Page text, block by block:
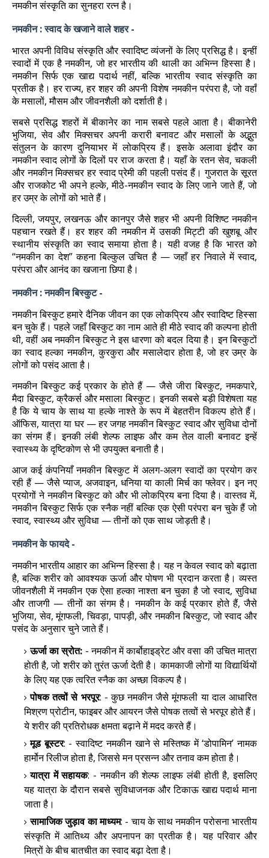
नमकीन संस्कृति का सुनहरा रत्न है।
नमकीन : स्वाद के खजाने वाले शहर -
भारत अपनी विविध संस्कृति और स्वादिष्ट व्यंजनों के लिए प्रसिद्ध है। इन्हीं
स्वादों में एक है नमकीन, जो हर भारतीय की थाली का अभिन्न हिस्सा है।
नमकीन सिर्फ एक खाद्य पदार्थ नहीं, बल्कि भारतीय स्वाद संस्कृति का
प्रतीक है। हर राज्य, हर शहर की अपनी विशेष नमकीन परंपरा है, जो वहाँ
के मसालों, मौसम और जीवनशैली को दर्शाती है।
सबसे प्रसिद्ध शहरों में बीकानेर का नाम सबसे पहले आता है। बीकानेरी
भुजिया, सेव और मिक्सचर अपनी करारी बनावट और मसालों के अद्भुत
संतुलन के कारण दुनियाभर में लोकप्रिय हैं। इसके अलावा इंदौर का
नमकीन स्वाद लोगों के दिलों पर राज करता है। यहाँ के रतन सेव, चकली
और नमकीन मिक्सचर हर स्वाद प्रेमी की पहली पसंद हैं। गुजरात के सूरत
और राजकोट भी अपने हल्के, मीठे-नमकीन स्वाद के लिए जाने जाते हैं, जो
हर उम्र के लोगों को भाते हैं।
दिल्ली, जयपुर, लखनऊ और कानपुर जैसे शहर भी अपनी विशिष्ट नमकीन
पहचान रखते हैं। हर शहर की नमकीन में उसकी मिट्टी की खुशबू और
स्थानीय संस्कृति का स्वाद समाया होता है। यही वजह है कि भारत को
“नमकीन का देश” कहना बिल्कुल उचित है — जहाँ हर निवाले में स्वाद,
परंपरा और आनंद का खजाना छिपा है।
नमकीन : नमकीन बिस्कुट -
नमकीन बिस्कुट हमारे दैनिक जीवन का एक लोकप्रिय और स्वादिष्ट हिस्सा
बन चुके हैं। पहले जहाँ बिस्कुट का नाम आते ही मीठे स्वाद की कल्पना होती
थी, वहीं अब नमकीन बिस्कुट ने इस धारणा को बदल दिया है। इन बिस्कुटों
का स्वाद हल्का नमकीन, कुरकुरा और मसालेदार होता है, जो हर उम्र के
लोगों को पसंद आता है।
नमकीन बिस्कुट कई प्रकार के होते हैं — जैसे जीरा बिस्कुट, नमकपारे,
मैदा बिस्कुट, क्रैकर्स और मसाला बिस्कुट। इनकी सबसे बड़ी विशेषता यह
है कि ये चाय के साथ या हल्के नाश्ते के रूप में बेहतरीन विकल्प होते हैं।
ऑफिस, यात्रा या घर — हर जगह नमकीन बिस्कुट स्वाद और सुविधा दोनों
का संगम हैं। इनकी लंबी शेल्फ लाइफ और कम तेल वाली बनावट इन्हें
स्वास्थ्य के दृष्टिकोण से भी उपयुक्त बनाती है।
आज कई कंपनियाँ नमकीन बिस्कुट में अलग-अलग स्वादों का प्रयोग कर
रही हैं — जैसे प्याज, अजवाइन, धनिया या काली मिर्च का फ्लेवर। इन नए
प्रयोगों ने नमकीन बिस्कुट को और भी लोकप्रिय बना दिया है। वास्तव में,
नमकीन बिस्कुट सिर्फ एक स्नैक नहीं बल्कि एक ऐसी परंपरा बन चुके हैं जो
स्वाद, स्वास्थ्य और सुविधा — तीनों को एक साथ जोड़ती है।
नमकीन के फायदे -
नमकीन भारतीय आहार का अभिन्न हिस्सा है। यह न केवल स्वाद को बढ़ाता
है, बल्कि शरीर को आवश्यक ऊर्जा और पोषण भी प्रदान करता है। व्यस्त
जीवनशैली में नमकीन एक ऐसा हल्का नाश्ता बन चुका है जो स्वाद, सुविधा
और ताजगी — तीनों का संगम है। नमकीन के कई प्रकार होते हैं, जैसे
भुजिया, सेव, मूंगफली, चिवड़ा, पापड़ी, और नमकीन बिस्कुट, जो स्वाद और
पसंद के अनुसार चुने जाते हैं।
ऊर्जा का स्रोत: -नमकीन में कार्बोहाइड्रेट और वसा की उचित मात्रा
होती है, जो शरीर को तुरंत ऊर्जा देती है। कामकाजी लोगों या विद्यार्थियों
के लिए यह एक त्वरित स्नैक का अच्छा विकल्प है।
पोषक तत्वों से भरपूर: - कुछ नमकीन जैसे मूंगफली या दाल आधारित
मिश्रण प्रोटीन, फाइबर और आयरन जैसे पोषक तत्वों से भरपूर होते हैं।
ये शरीर की प्रतिरोधक क्षमता बढ़ाने में मदद करते हैं।
मूड बूस्टर: - स्वादिष्ट नमकीन खाने से मस्तिष्क में ‘डोपामिन’ नामक
हार्मोन रिलीज होता है, जिससे मन प्रसन्न और तनाव कम होता है।
यात्रा में सहायक: - नमकीन की शेल्फ लाइफ लंबी होती है, इसलिए
यह यात्रा के दौरान सबसे सुविधाजनक और टिकाऊ खाद्य पदार्थ माना
जाता है।
सामाजिक जुड़ाव का माध्यम: - चाय के साथ नमकीन परोसना भारतीय
संस्कृति में आतिथ्य और अपनापन का प्रतीक है। यह परिवार और
मित्रों के बीच बातचीत का स्वाद बढ़ा देता है।